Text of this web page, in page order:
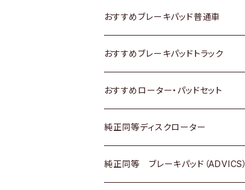
日産
いすゞ
ダイハツ
マツダ
三菱
スズキ
日産
いすゞ
ダイハツ
マツダ
スズキ
日産
いすゞ
ダイハツ
三菱
トヨタ
ホンダ
スズキ
日産
ダイハツ
おすすめブレーキパッド普通車
トヨタ
ホンダ
スズキ
日産
おすすめブレーキパッドトラック
トヨタ
日産
いすゞ
おすすめローター・パッドセット
トヨタ
ホンダ
純正同等ディスクローター
トヨタ
純正同等 ブレーキパッド（ADVICS）